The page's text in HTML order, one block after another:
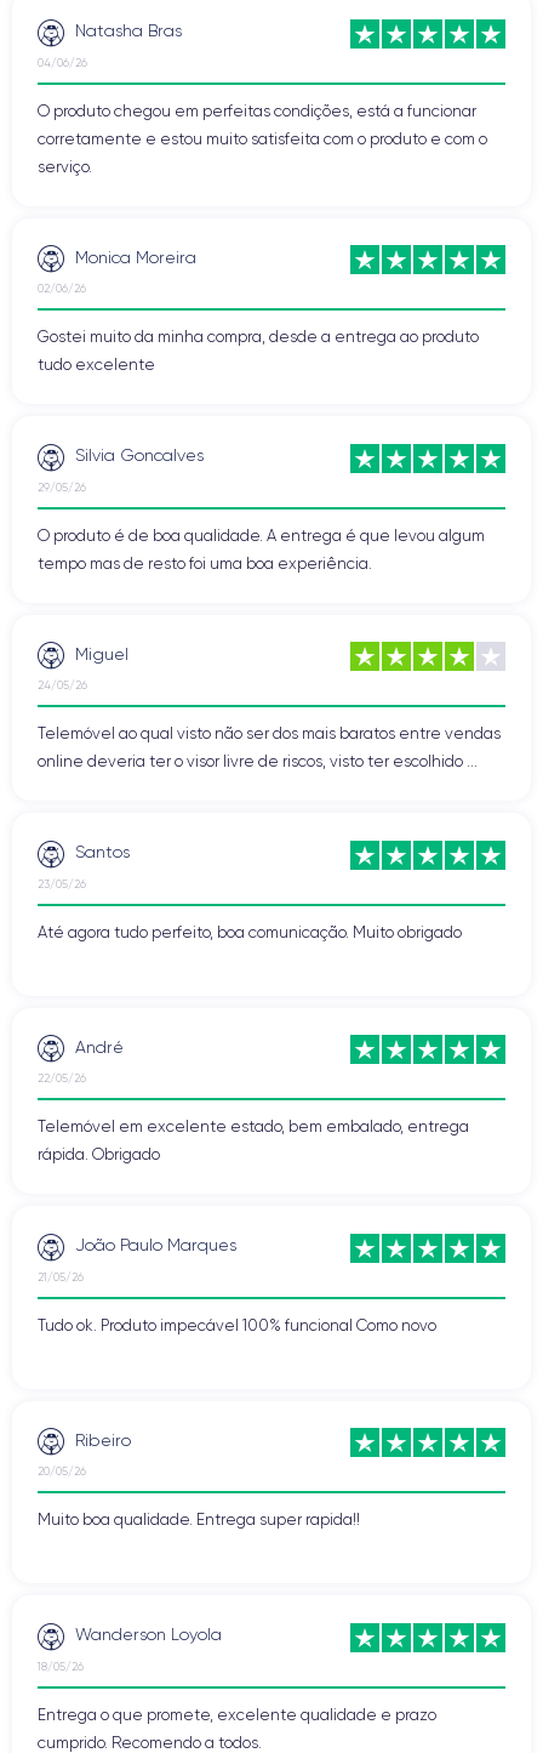
Natasha Bras
04/06/26
O produto chegou em perfeitas condições, está a funcionar
corretamente e estou muito satisfeita com o produto e com o
serviço.
Monica Moreira
02/06/26
Gostei muito da minha compra, desde a entrega ao produto
tudo excelente
Silvia Goncalves
29/05/26
O produto é de boa qualidade. A entrega é que levou algum
tempo mas de resto foi uma boa experiência.
Miguel
24/05/26
Telemóvel ao qual visto não ser dos mais baratos entre vendas
online deveria ter o visor livre de riscos, visto ter escolhido ...
Santos
23/05/26
Até agora tudo perfeito, boa comunicação. Muito obrigado
André
22/05/26
Telemóvel em excelente estado, bem embalado, entrega
rápida. Obrigado
João Paulo Marques
21/05/26
Tudo ok. Produto impecável 100% funcional Como novo
Ribeiro
20/05/26
Muito boa qualidade. Entrega super rapida!!
Wanderson Loyola
18/05/26
Entrega o que promete, excelente qualidade e prazo
cumprido. Recomendo a todos.